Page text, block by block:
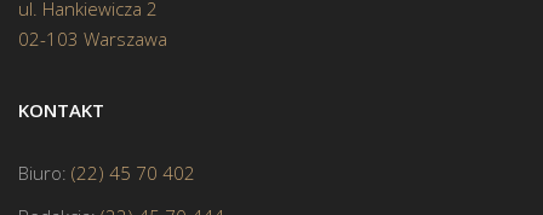
ul. Hankiewicza 2
02-103 Warszawa
KONTAKT
Biuro: (22) 45 70 402